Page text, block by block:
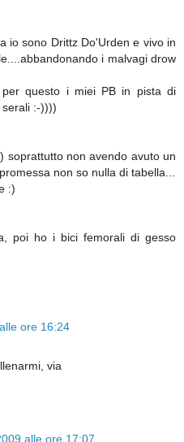
io sono Drittz Do'Urden e vivo in
i malvagi drow
questo i miei PB in pista di
:-))))
soprattutto non avendo avuto un
non so nulla di tabella...
:)
poi ho i bici femorali di gesso
ore 16:24
via
alle ore 17:07